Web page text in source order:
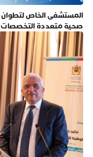
المستشفى الخاص
صحية متعددة التخصصات